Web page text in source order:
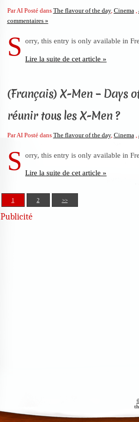
Par AI Posté dans The flavour of the day, Cinema,
commentaires »
S orry, this entry is only available in
Lire la suite de cet article »
(Français) X-Men – Days
réunir tous les X-Men ?
Par AI Posté dans The flavour of the day, Cinema
S orry, this entry is only available in
Lire la suite de cet article »
1 2 >>
Publicité